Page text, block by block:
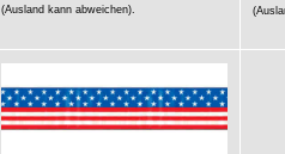
(Ausland kann abweichen).